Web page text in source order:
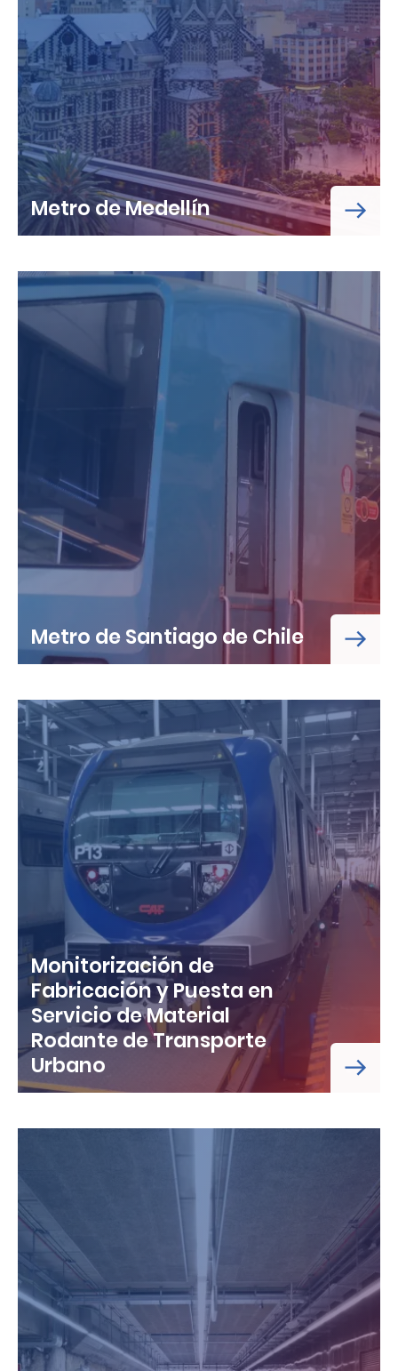
Metro de Medellín
Metro de Santiago de Chile
Monitorización de
Fabricación y Puesta en
Servicio de Material
Rodante de Transporte
Urbano